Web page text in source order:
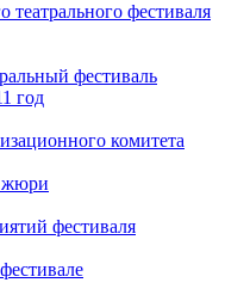
театрального фестиваля
фестиваль
год
комитета
жюри
фестиваля